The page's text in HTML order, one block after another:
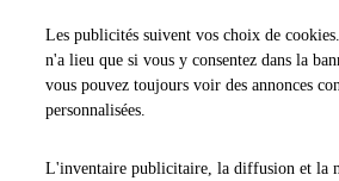
Les publicités suivent vos choix de
n'a lieu que si vous y consentez dans la
vous pouvez toujours voir des annonces
personnalisées.
L'inventaire publicitaire, la diffusion et la